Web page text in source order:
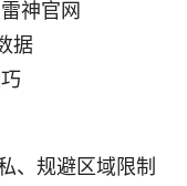
神官网
据
、规避区域限制